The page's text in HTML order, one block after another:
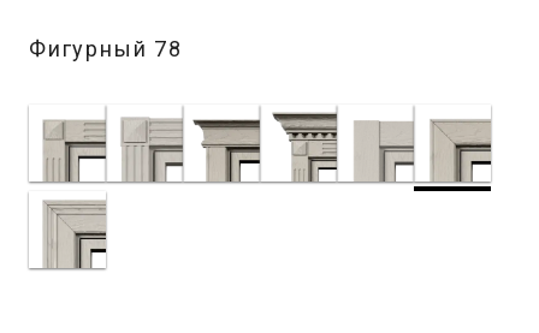
Фигурный 78